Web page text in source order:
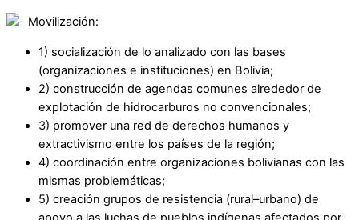
Movilización:
1) socialización de lo analizado con las bases
(organizaciones e instituciones) en Bolivia;
2) construcción de agendas comunes alrededor de
explotación de hidrocarburos no convencionales;
3) promover una red de derechos humanos y
extractivismo entre los países de la región;
4) coordinación entre organizaciones bolivianas con las
mismas problemáticas;
5) creación grupos de resistencia (rural–urbano) de